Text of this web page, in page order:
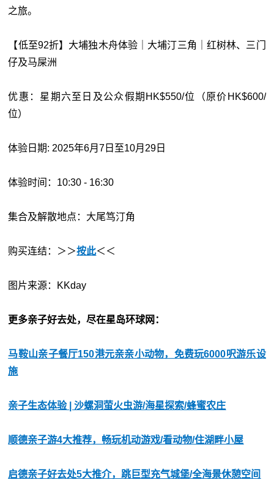
之旅。
【低至92折】大埔独木舟体验｜大埔汀三角｜红树林、三门
仔及马屎洲
优惠：星期六至日及公众假期HK$550/位（原价HK$600/
位）
体验日期: 2025年6月7日至10月29日
体验时间：10:30 - 16:30
集合及解散地点：大尾笃汀角
购买连结：＞＞按此＜＜
图片来源：KKday
更多亲子好去处，尽在星岛环球网：
马鞍山亲子餐厅150港元亲亲小动物，免费玩6000呎游乐设
施
亲子生态体验 | 沙螺洞萤火虫游/海星探索/蜂蜜农庄
顺德亲子游4大推荐，畅玩机动游戏/看动物/住湖畔小屋
启德亲子好去处5大推介，跳巨型充气城堡/全海景休憩空间